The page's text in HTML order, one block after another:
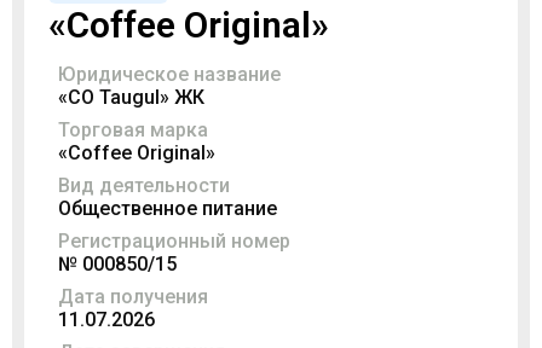
«Coffee Original»
Юридическое название
«CO Taugul» ЖК
Торговая марка
«Coffee Original»
Вид деятельности
Общественное питание
Регистрационный номер
№ 000850/15
Дата получения
11.07.2026